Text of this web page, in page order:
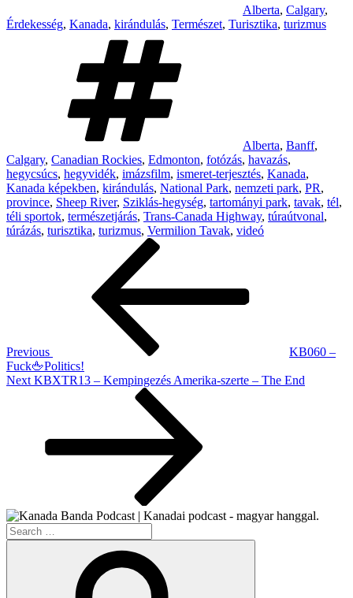
Alberta, Calgary,
Érdekesség, Kanada, kirándulás, Természet, Turisztika, turizmus
Alberta, Banff,
Calgary, Canadian Rockies, Edmonton, fotózás, havazás,
hegycsúcs, hegyvidék, imázsfilm, ismeret-terjesztés, Kanada,
Kanada képekben, kirándulás, National Park, nemzeti park, PR,
province, Sheep River, Sziklás-hegység, tartományi park, tavak, tél,
téli sportok, természetjárás, Trans-Canada Highway, túraútvonal,
túrázás, turisztika, turizmus, Vermilion Tavak, videó
Previous
KB060 –
Fuck🖕Politics!
Next
Next KBXTR13 – Kempingezés Amerika-szerte – The End
Search
for: